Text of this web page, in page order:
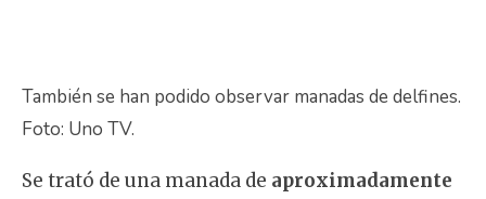
También se han podido observar manadas de delfines.
Foto: Uno TV.
Se trató de una manada de aproximadamente